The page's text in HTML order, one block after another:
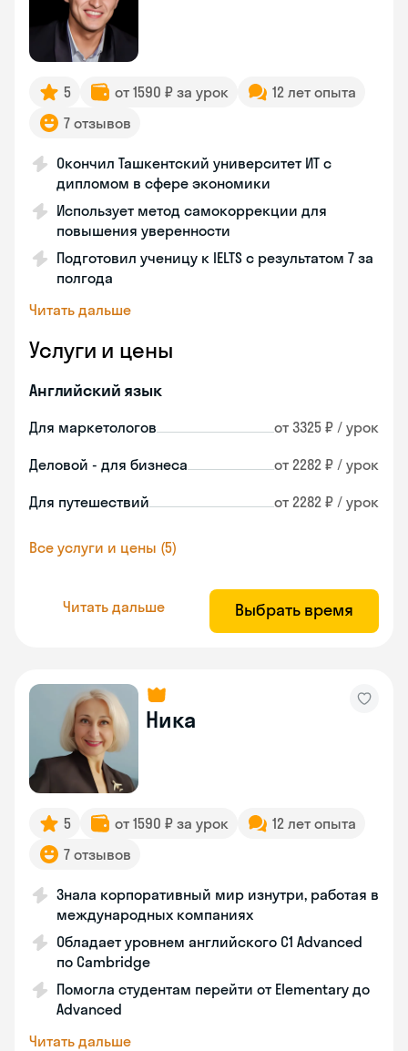
5 от 1590 ₽ за урок
12 лет опыта
7 отзывов
Окончил Ташкентский университет ИТ с
дипломом в сфере экономики
Использует метод самокоррекции для
повышения уверенности
Подготовил ученицу к IELTS с результатом 7 за
полгода
Читать дальше
Услуги и цены
Английский язык
Для маркетологов от 3325 ₽ / урок
Деловой - для бизнеса от 2282 ₽ / урок
Для путешествий от 2282 ₽ / урок
Все услуги и цены (5)
Читать дальше Выбрать время
Ника
5 от 1590 ₽ за урок
12 лет опыта
7 отзывов
Знала корпоративный мир изнутри, работая в
международных компаниях
Обладает уровнем английского C1 Advanced
по Cambridge
Помогла студентам перейти от Elementary до
Advanced
Читать дальше